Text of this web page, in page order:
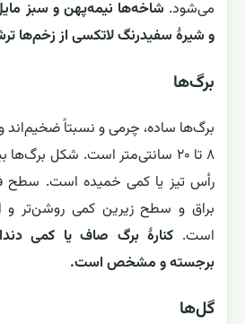
می‌شود. شاخه‌ها نیمه‌پهن و سبز
و شیرهٔ سفیدرنگ لاتکسی از زخم‌ها
برگ‌ها
برگ‌ها ساده، چرمی و نسبتاً ضخیم‌اند
۸ تا ۲۰ سانتی‌متر است. شکل
رأس تیز یا کمی خمیده است. سطح
براق و سطح زیرین کمی روشن‌تر و
است. کنارهٔ برگ صاف یا کمی
برجسته و مشخص است.
گل‌ها